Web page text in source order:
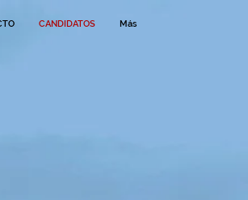
CANDIDATOS Más